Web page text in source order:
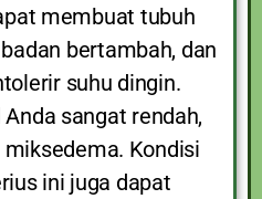
membuat tubuh
bertambah, dan
suhu dingin.
sangat rendah,
Kondisi
ini juga dapat